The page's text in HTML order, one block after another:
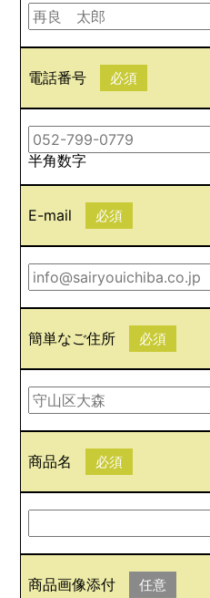
電話番号 必須
半角数字
E-mail 必須
簡単なご住所 必須
商品名 必須
商品画像添付 任意